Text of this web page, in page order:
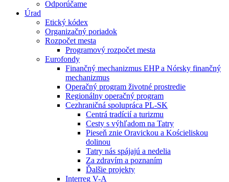
Odporúčame
Úrad
Etický kódex
Organizačný poriadok
Rozpočet mesta
Programový rozpočet mesta
Eurofondy
Finančný mechanizmus EHP a Nórsky finančný
mechanizmus
Operačný program životné prostredie
Regionálny operačný program
Cezhraničná spolupráca PL-SK
Centrá tradícií a turizmu
Cesty s výhľadom na Tatry
Pieseň znie Oravickou a Kościeliskou
dolinou
Tatry nás spájajú a nedelia
Za zdravím a poznaním
Ďalšie projekty
Interreg V-A